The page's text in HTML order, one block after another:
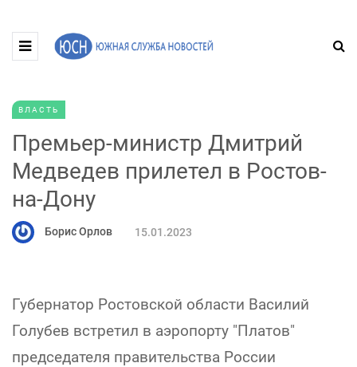
ВЛАСТЬ
Премьер-министр Дмитрий
Медведев прилетел в Ростов-
на-Дону
Борис Орлов 15.01.2023
Губернатор Ростовской области Василий
Голубев встретил в аэропорту "Платов"
председателя правительства России